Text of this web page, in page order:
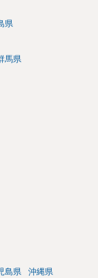
県
馬県
島県 沖縄県